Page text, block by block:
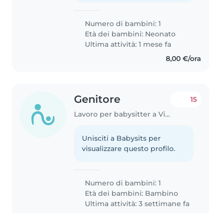
Numero di bambini: 1
Età dei bambini: Neonato
Ultima attività: 1 mese fa
8,00 €/ora
Genitore
Lavoro per babysitter a Vicenza
15
Unisciti a Babysits per
visualizzare questo profilo.
Numero di bambini: 1
Età dei bambini: Bambino
Ultima attività: 3 settimane fa